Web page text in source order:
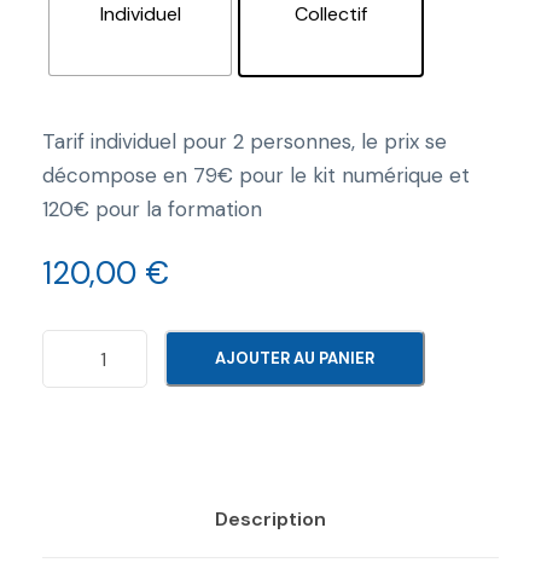
Individuel Collectif
Tarif individuel pour 2 personnes, le prix se
décompose en 79€ pour le kit numérique et
120€ pour la formation
120,00 €
u
AJOUTER AU PANIER
Description